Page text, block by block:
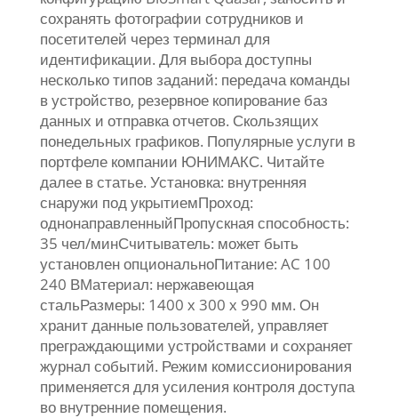
сохранять фотографии сотрудников и
посетителей через терминал для
идентификации. Для выбора доступны
несколько типов заданий: передача команды
в устройство, резервное копирование баз
данных и отправка отчетов. Скользящих
понедельных графиков. Популярные услуги в
портфеле компании ЮНИМАКС. Читайте
далее в статье. Установка: внутренняя
снаружи под укрытиемПроход:
однонаправленныйПропускная способность:
35 чел/минСчитыватель: может быть
установлен опциональноПитание: AC 100
240 ВМатериал: нержавеющая
стальРазмеры: 1400 х 300 х 990 мм. Он
хранит данные пользователей, управляет
преграждающими устройствами и сохраняет
журнал событий. Режим комиссионирования
применяется для усиления контроля доступа
во внутренние помещения.